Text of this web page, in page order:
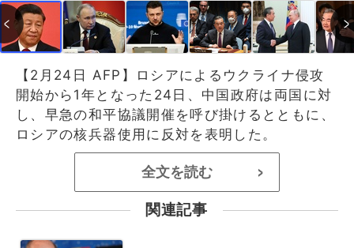
【2月24日 AFP】ロシアによるウクライナ侵攻
開始から1年となった24日、中国政府は両国に対
し、早急の和平協議開催を呼び掛けるとともに、
ロシアの核兵器使用に反対を表明した。
全文を読む >
関連記事